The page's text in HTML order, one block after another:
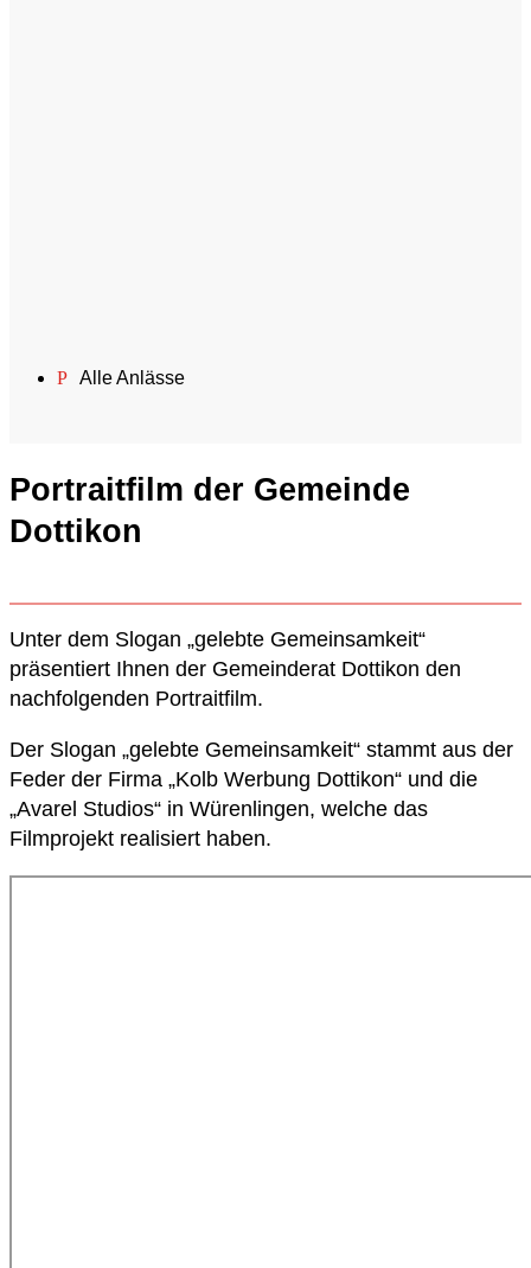
P Alle Anlässe
Portraitfilm der Gemeinde
Dottikon
Unter dem Slogan „gelebte Gemeinsamkeit“
präsentiert Ihnen der Gemeinderat Dottikon den
nachfolgenden Portraitfilm.
Der Slogan „gelebte Gemeinsamkeit“ stammt aus der
Feder der Firma „Kolb Werbung Dottikon“ und die
„Avarel Studios“ in Würenlingen, welche das
Filmprojekt realisiert haben.